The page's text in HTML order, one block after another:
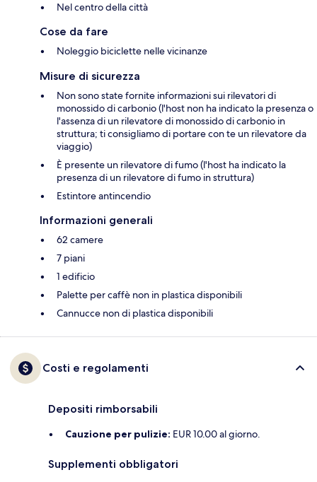
Nel centro della città
Cose da fare
Noleggio biciclette nelle vicinanze
Misure di sicurezza
Non sono state fornite informazioni sui rilevatori di
monossido di carbonio (l'host non ha indicato la presenza o
l'assenza di un rilevatore di monossido di carbonio in
struttura; ti consigliamo di portare con te un rilevatore da
viaggio)
È presente un rilevatore di fumo (l'host ha indicato la
presenza di un rilevatore di fumo in struttura)
Estintore antincendio
Informazioni generali
62 camere
7 piani
1 edificio
Palette per caffè non in plastica disponibili
Cannucce non di plastica disponibili
Costi e regolamenti
Depositi rimborsabili
Cauzione per pulizie: EUR 10.00 al giorno.
Supplementi obbligatori